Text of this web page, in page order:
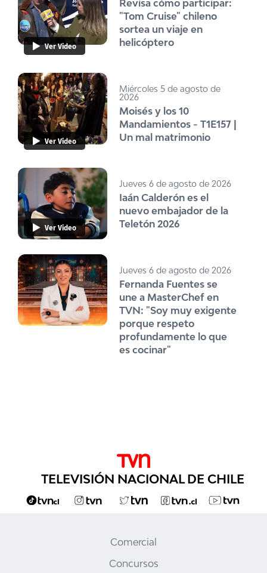
Ver Video
Revisa cómo participar:
"Tom Cruise" chileno
sortea un viaje en
helicóptero
Ver Video
Miércoles 5 de agosto de
2026
Moisés y los 10
Mandamientos - T1E157 |
Un mal matrimonio
Ver Video
Jueves 6 de agosto de 2026
Iaán Calderón es el
nuevo embajador de la
Teletón 2026
Jueves 6 de agosto de 2026
Fernanda Fuentes se
une a MasterChef en
TVN: "Soy muy exigente
porque respeto
profundamente lo que
es cocinar"
TELEVISIÓN NACIONAL DE CHILE
Comercial
Concursos